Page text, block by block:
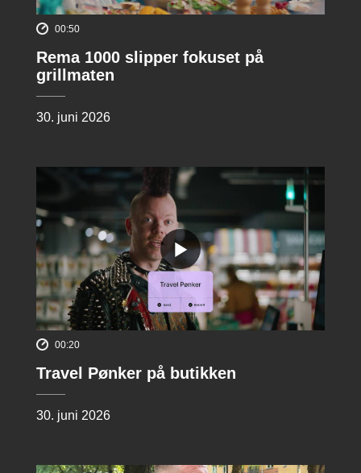
00:50
Rema 1000 slipper fokuset på
grillmaten
30. juni 2026
00:20
Travel Pønker på butikken
30. juni 2026